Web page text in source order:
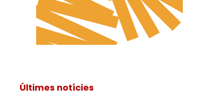
Últimes notícies